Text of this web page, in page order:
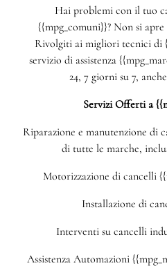
Hai problemi con il tuo
{{mpg_comuni}}? Non si
Rivolgiti ai migliori tecnici di
servizio di assistenza
24, 7 giorni su 7,
Servizi Offerti a
Riparazione e manutenzione di
di tutte le marche,
Motorizzazione di cancelli
Installazione di
Interventi su cancelli
Assistenza Automazioni